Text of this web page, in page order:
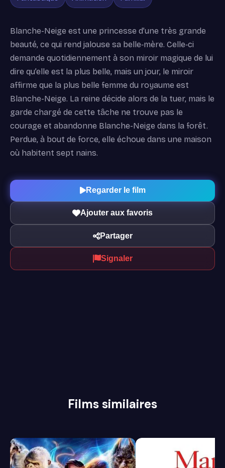
Blanche-Neige est une princesse d’une très grande
beauté, ce qui rend jalouse sa belle‐mère. Celle‐ci
demande quotidiennement à son miroir magique de lui
dire qu’elle est la plus belle, mais un jour, le miroir
affirme que la plus belle femme du royaume est
Blanche-Neige. La reine décide alors de la tuer, mais le
garde chargé de cette tâche ne trouve pas le
courage et abandonne Blanche-Neige dans la forêt.
Perdue, à bout de force, elle échoue dans une maison
où habitent sept nains.
Regarder le film
Ajouter aux favoris
Partager
Signaler
Films similaires